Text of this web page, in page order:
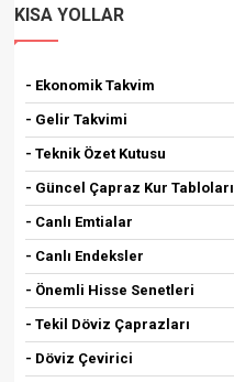
KISA YOLLAR
- Ekonomik Takvim
- Gelir Takvimi
- Teknik Özet Kutusu
- Güncel Çapraz Kur Tabloları
- Canlı Emtialar
- Canlı Endeksler
- Önemli Hisse Senetleri
- Tekil Döviz Çaprazları
- Döviz Çevirici